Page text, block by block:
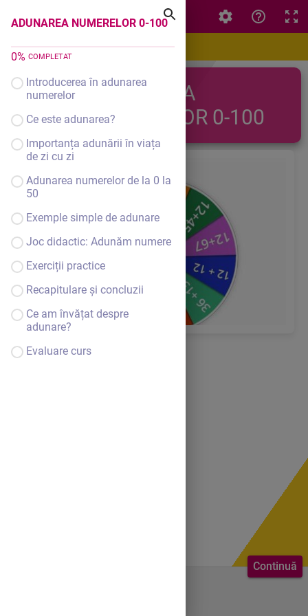
ADUNAREA NUMERELOR 0-100
0% COMPLETAT
Introducerea în adunarea
numerelor
Ce este adunarea?
Importanța adunării în viața
de zi cu zi
Adunarea numerelor de la 0 la
50
Exemple simple de adunare
Joc didactic: Adunăm numere
Exerciții practice
Recapitulare și concluzii
Ce am învățat despre
adunare?
Evaluare curs
Continuă
ADUNAREA NUMERELOR 0-100
ADUNAREA
NUMERELOR 0-100